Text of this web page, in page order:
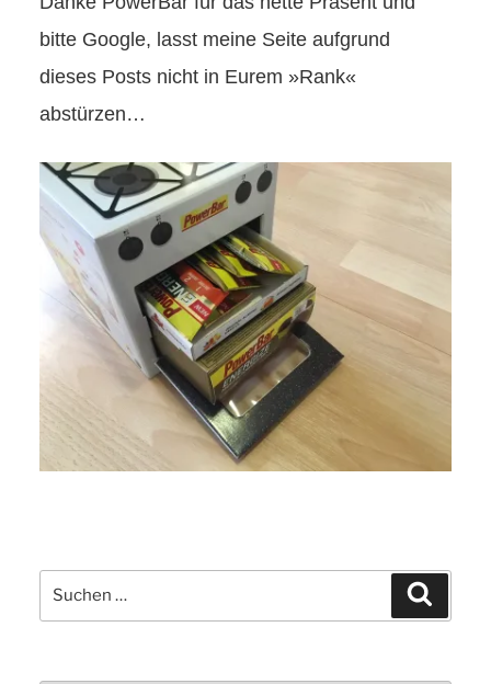
bitte Google, lasst meine Seite aufgrund
dieses Posts nicht in Eurem »Rank«
abstürzen…
Suchen
nach: